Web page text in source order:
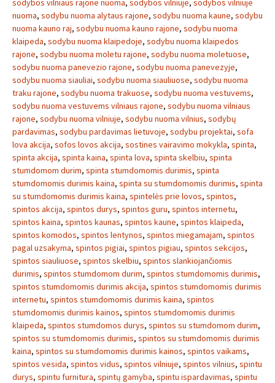
sodybos vilniaus rajone nuoma, sodybos vilniuje, sodybos vilniuje
nuoma, sodybu nuoma alytaus rajone, sodybu nuoma kaune, sodybu
nuoma kauno raj, sodybu nuoma kauno rajone, sodybu nuoma
klaipeda, sodybu nuoma klaipedoje, sodybu nuoma klaipedos
rajone, sodybu nuoma moletu rajone, sodybu nuoma moletuose,
sodybu nuoma panevezio rajone, sodybu nuoma panevezyje,
sodybu nuoma siauliai, sodybu nuoma siauliuose, sodybu nuoma
traku rajone, sodybu nuoma trakuose, sodybu nuoma vestuvems,
sodybu nuoma vestuvems vilniaus rajone, sodybu nuoma vilniaus
rajone, sodybu nuoma vilniuje, sodybu nuoma vilnius, sodybų
pardavimas, sodybu pardavimas lietuvoje, sodybu projektai, sofa
lova akcija, sofos lovos akcija, sostines vairavimo mokykla, spinta,
spinta akcija, spinta kaina, spinta lova, spinta skelbiu, spinta
stumdomom durim, spinta stumdomomis durimis, spinta
stumdomomis durimis kaina, spinta su stumdomomis durimis, spinta
su stumdomomis durimis kaina, spintelės prie lovos, spintos,
spintos akcija, spintos durys, spintos guru, spintos internetu,
spintos kaina, spintos kaunas, spintos kaune, spintos klaipeda,
spintos komodos, spintos lentynos, spintos miegamajam, spintos
pagal uzsakyma, spintos pigiai, spintos pigiau, spintos sekcijos,
spintos siauliuose, spintos skelbiu, spintos slankiojančiomis
durimis, spintos stumdomom durim, spintos stumdomomis durimis,
spintos stumdomomis durimis akcija, spintos stumdomomis durimis
internetu, spintos stumdomomis durimis kaina, spintos
stumdomomis durimis kainos, spintos stumdomomis durimis
klaipeda, spintos stumdomos durys, spintos su stumdomom durim,
spintos su stumdomomis durimis, spintos su stumdomomis durimis
kaina, spintos su stumdomomis durimis kainos, spintos vaikams,
spintos vesida, spintos vidus, spintos vilniuje, spintos vilnius, spintu
durys, spintu furnitura, spintų gamyba, spintu ispardavimas, spintu